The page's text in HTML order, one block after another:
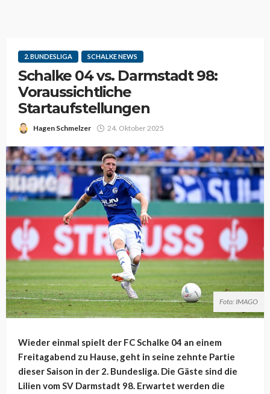
2. BUNDESLIGA SCHALKE NEWS
Schalke 04 vs. Darmstadt 98:
Voraussichtliche
Startaufstellungen
Hagen Schmelzer 24. Oktober 2025
Foto: IMAGO
Wieder einmal spielt der FC Schalke 04 an einem
Freitagabend zu Hause, geht in seine zehnte Partie
dieser Saison in der 2. Bundesliga. Die Gäste sind die
Lilien vom SV Darmstadt 98. Erwartet werden die